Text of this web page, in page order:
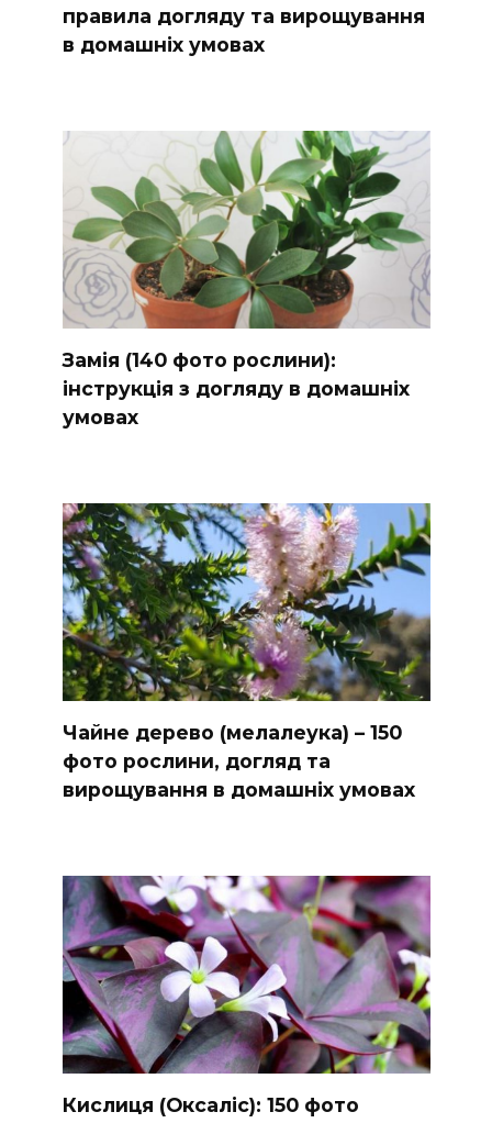
правила догляду та вирощування
в домашніх умовах
Замія (140 фото рослини):
інструкція з догляду в домашніх
умовах
Чайне дерево (мелалеука) – 150
фото рослини, догляд та
вирощування в домашніх умовах
Кислиця (Оксаліс): 150 фото